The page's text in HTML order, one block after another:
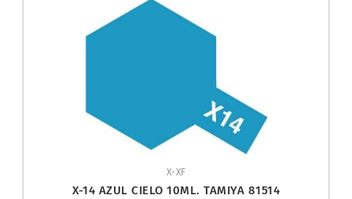
X-XF
X-14 AZUL CIELO 10ML. TAMIYA 81514